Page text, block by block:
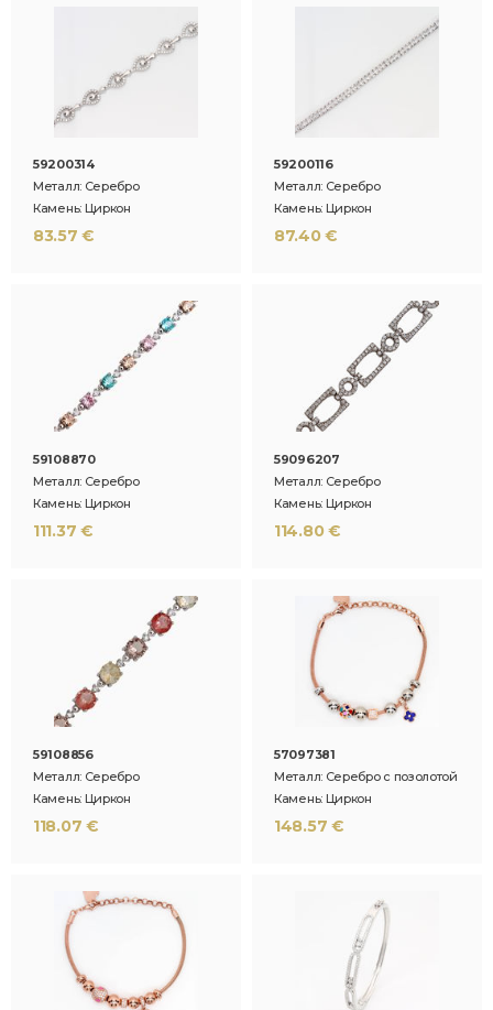
59200314
Металл: Серебро
Камень: Циркон
83.57 €
59200116
Металл: Серебро
Камень: Циркон
87.40 €
59108870
Металл: Серебро
Камень: Циркон
111.37 €
59096207
Металл: Серебро
Камень: Циркон
114.80 €
59108856
Металл: Серебро
Камень: Циркон
118.07 €
57097381
Металл: Серебро с позолотой
Камень: Циркон
148.57 €